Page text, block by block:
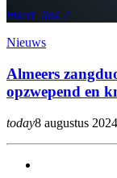
insert_link 2
Nieuws
Almeers
opzwepend en
today8 augustus 2024